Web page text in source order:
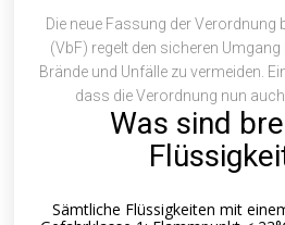
Die neue Fassung derVerordnung
(VbF) regelt den sicheren
Brände und Unfälle zu vermeiden.
dass die Verordnung nun
Was sind
Sämtliche Flüssigkeiten mit